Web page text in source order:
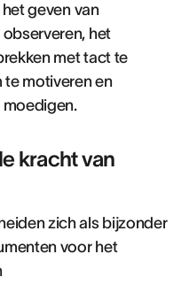
geven van
het
met tact te
te motiveren en
kracht van
zich als bijzonder
voor het